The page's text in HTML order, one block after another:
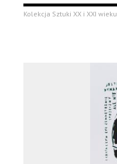
Kolekcja Sztuki XX i XXI wieku